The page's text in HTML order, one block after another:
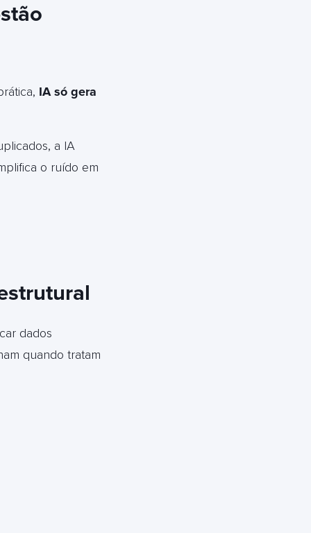
IA só gera
a IA
o ruído em
dados
quando tratam